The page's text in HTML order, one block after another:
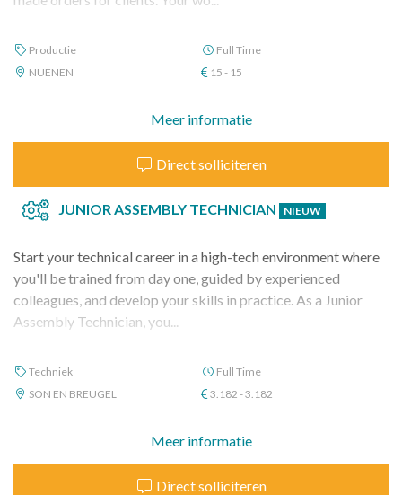
Productie
Full Time
NUENEN
15 - 15
Meer informatie
Direct solliciteren
JUNIOR ASSEMBLY TECHNICIAN NIEUW
Start your technical career in a high-tech environment where
you'll be trained from day one, guided by experienced
colleagues, and develop your skills in practice. As a Junior
Assembly Technician, you...
Techniek
Full Time
SON EN BREUGEL
3.182 - 3.182
Meer informatie
Direct solliciteren